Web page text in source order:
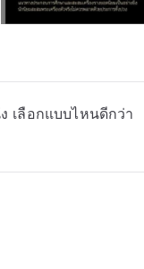
เลือกแบบไหนดีกว่า